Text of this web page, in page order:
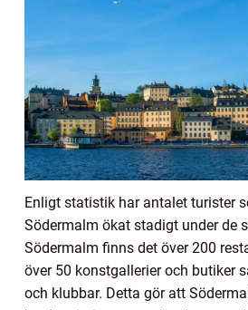
Enligt statistik har antalet turister
Södermalm ökat stadigt under de
Södermalm finns det över 200
över 50 konstgallerier och butiker
och klubbar. Detta gör att